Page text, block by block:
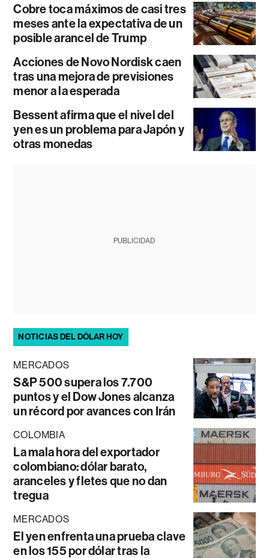
Cobre toca máximos de casi tres
meses ante la expectativa de un
posible arancel de Trump
Acciones de Novo Nordisk caen
tras una mejora de previsiones
menor a la esperada
Bessent afirma que el nivel del
yen es un problema para Japón y
otras monedas
PUBLICIDAD
NOTICIAS DEL DÓLAR HOY
MERCADOS
S&P 500 supera los 7.700
puntos y el Dow Jones alcanza
un récord por avances con Irán
COLOMBIA
La mala hora del exportador
colombiano: dólar barato,
aranceles y fletes que no dan
tregua
MERCADOS
El yen enfrenta una prueba clave
en los 155 por dólar tras la